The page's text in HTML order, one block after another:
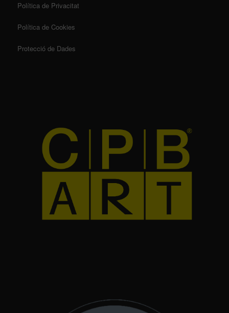
Política de Privacitat
Política de Cookies
Protecció de Dades